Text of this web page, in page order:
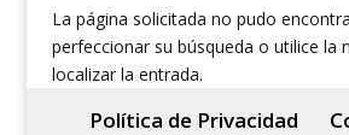
La página solicitada no pudo
perfeccionar su búsqueda o utilice la
localizar la entrada.
Política de Privacidad